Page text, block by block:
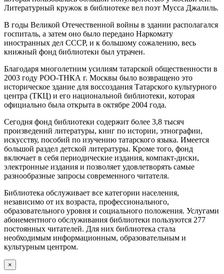
Литературный кружок в библиотеке вел поэт Мусса Джалиль.
В годы Великой Отечественной войны в здании располагался
госпиталь, а затем оно было передано Наркомату
иностранных дел СССР, и к большому сожалению, весь
книжный фонд библиотеки был утрачен.
Благодаря многолетним усилиям татарской общественности в
2003 году РОО-ТНКА г. Москвы было возвращено это
историческое здание для воссоздания Татарского культурного
центра (ТКЦ) и его национальной библиотеки, которая
официально была открыта в октябре 2004 года.
Сегодня фонд библиотеки содержит более 3,8 тысяч
произведений литературы, книг по истории, этнографии,
искусству, пособий по изучению татарского языка. Имеется
большой раздел детской литературы. Кроме того, фонд
включает в себя периодические издания, компакт-диски,
электронные издания и позволяет удовлетворять самые
разнообразные запросы современного читателя.
Библиотека обслуживает все категории населения,
независимо от их возраста, профессионального,
образовательного уровня и социального положения. Услугами
абонементного обслуживания библиотеки пользуются 277
постоянных читателей. Для них библиотека стала
необходимым информационным, образовательным и
культурным центром.
×